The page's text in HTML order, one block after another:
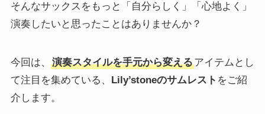
そんなサックスをもっと「自分らしく」「心地よく」
演奏したいと思ったことはありませんか？
今回は、 演奏スタイルを手元から変えるアイテムとし
て注目を集めている、 Lily’stoneのサムレスト をご紹
介します。